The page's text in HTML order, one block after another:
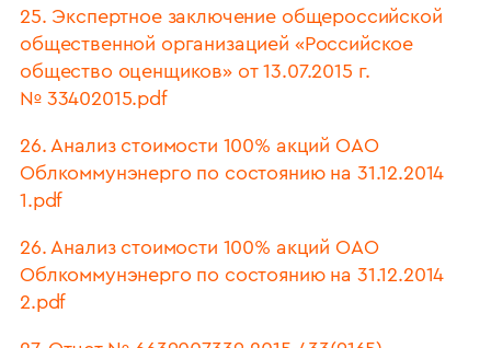
25. Экспертное заключение общероссийской
общественной организацией «Российское
общество оценщиков» от 13.07.2015 г.
№ 33402015.pdf
26. Анализ стоимости 100% акций ОАО
Облкоммунэнерго по состоянию на 31.12.2014
1.pdf
26. Анализ стоимости 100% акций ОАО
Облкоммунэнерго по состоянию на 31.12.2014
2.pdf